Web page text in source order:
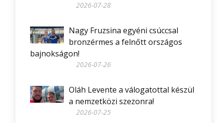
2026-07-28
Nagy Fruzsina egyéni csúccsal
bronzérmes a felnőtt országos
bajnokságon!
2026-07-26
Oláh Levente a válogatottal készül
a nemzetközi szezonra!
2026-07-25